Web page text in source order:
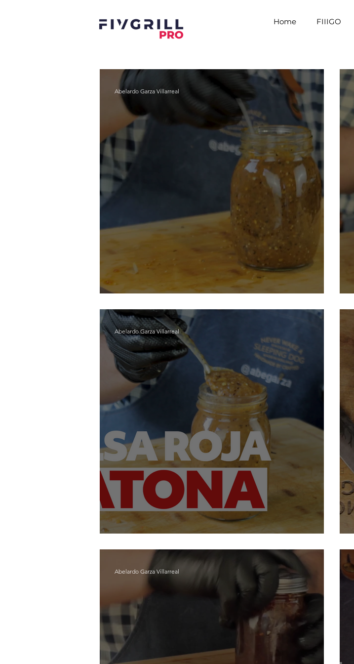
Home FIIIGO
Abelardo Garza Villarreal
Abelardo Garza Villarreal
Abelardo Garza Villarreal